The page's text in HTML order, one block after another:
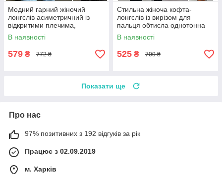
Модний гарний жіночий
лонгслів асиметричний із
відкритими плечима,
бордовий, чорний,
коричневий
В наявності
579 ₴ 772 ₴
Стильна жіноча кофта-
лонгслів із вирізом для
пальця обтисла однотонна
дайвінг, чорна, бежева, сіра
В наявності
525 ₴ 700 ₴
Показати ще
Про нас
97% позитивних з 192 відгуків за рік
Працює з 02.09.2019
м. Харків